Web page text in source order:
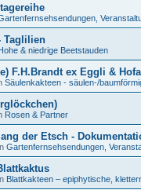
Taglilien
& niedrige Beetstauden
F.H.Brandt ex Eggli &
Säulenkakteen - säulen-/
Rosen & Partner
der Etsch -
Gartenfernsehsendungen,
Blattkakteen – epiphytische,